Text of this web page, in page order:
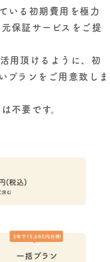
いる初期費用を極力
保証サービスをご提
用頂けるように、初
プランをご用意致しま
不要です。